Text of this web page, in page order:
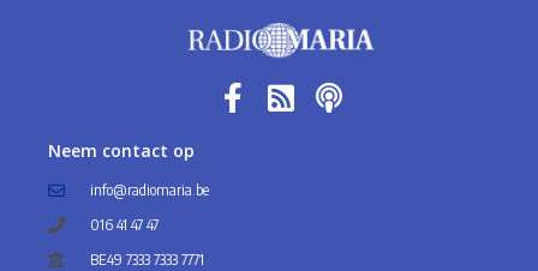
Neem contact op
info@radiomaria.be
016 41 47 47
BE49 7333 7333 7771